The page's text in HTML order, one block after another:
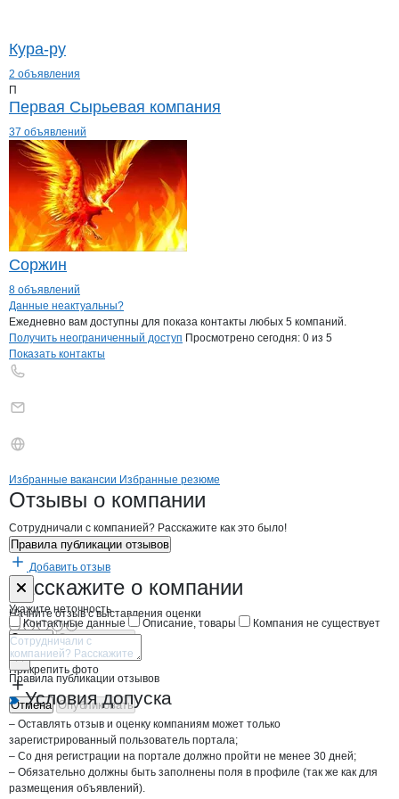
Кура-ру
2 объявления
П
Первая Сырьевая компания
37 объявлений
Соржин
8 объявлений
Контактыкомпании
+7(800)000-00-..
Данные неактуальны?
Ежедневно вам доступны для показа контакты любых 5 компаний.
Получить неограниченный доступ Просмотрено сегодня: 0 из 5
Показать контакты
Брендыкомпани
Вакансии вБерезарайагросервис
Избранные вакансии Избранные резюме
Новости oБерезарайагросервис
Отзывы о компании
Сотрудничали с компанией? Расскажите как это было!
Правила публикации отзывов
Добавить отзыв
Расскажите о компании
Начните отзыв с выставления оценки
Прикрепить фото
Отмена Опубликовать
Форма обратной связи о неточностях
Укажите неточность
Контактные данные
Описание, товары Компания не существует
Отмена Опубликовать
Правила публикации отзывов
Условия допуска
– Оставлять отзыв и оценку компаниям может только
зарегистрированный пользователь портала;
– Со дня регистрации на портале должно пройти не менее 30 дней;
– Обязательно должны быть заполнены поля в профиле (так же как для
размещения объявлений).